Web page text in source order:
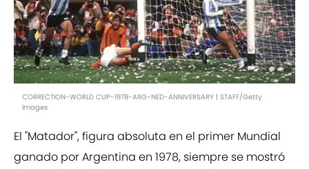
CORRECTION-WORLD CUP-1978-ARG-NED-ANNIVERSARY | STAFF/Getty
Images
El "Matador", figura absoluta en el primer Mundial
ganado por Argentina en 1978, siempre se mostró